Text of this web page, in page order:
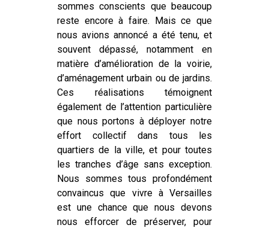
sommes conscients que beaucoup
reste encore à faire. Mais ce que
nous avions annoncé a été tenu, et
souvent dépassé, notamment en
matière d’amélioration de la voirie,
d’aménagement urbain ou de jardins.
Ces réalisations témoignent
également de l’attention particulière
que nous portons à déployer notre
effort collectif dans tous les
quartiers de la ville, et pour toutes
les tranches d’âge sans exception.
Nous sommes tous profondément
convaincus que vivre à Versailles
est une chance que nous devons
nous efforcer de préserver, pour